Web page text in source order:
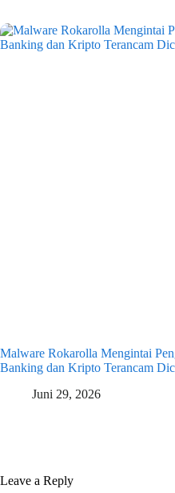
Malware Rokarolla Mengintai
Banking dan Kripto Terancam
Juni 29, 2026
Leave a Reply